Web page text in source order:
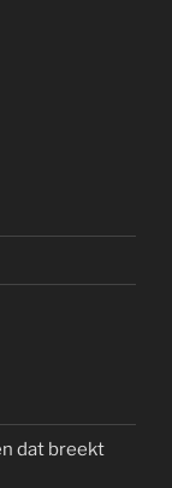
dat breekt